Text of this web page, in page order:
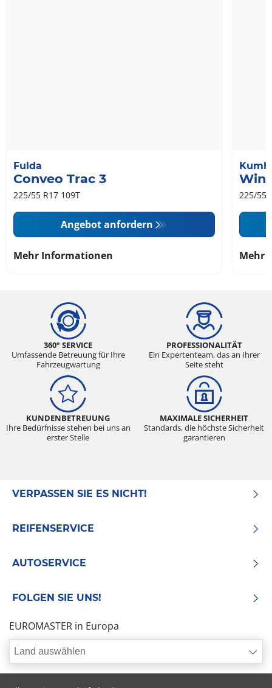
Fulda
Conveo Trac 3
225/55 R17 109T
Angebot anfordern
Mehr Informationen
225/55
Mehr
360° SERVICE
Umfassende Betreuung für Ihre
Fahrzeugwartung
PROFESSIONALITÄT
Ein Expertenteam, das an Ihrer
Seite steht
KUNDENBETREUUNG
Ihre Bedürfnisse stehen bei uns an
erster Stelle
MAXIMALE SICHERHEIT
Standards, die höchste Sicherheit
garantieren
VERPASSEN SIE ES NICHT!
REIFENSERVICE
AUTOSERVICE
FOLGEN SIE UNS!
EUROMASTER in Europa
Land auswählen